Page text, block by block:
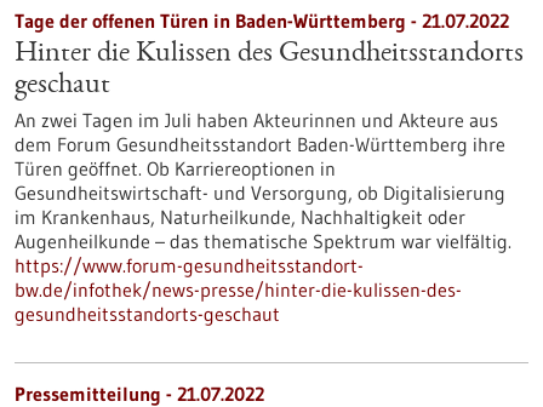
Tage der offenen Türen in Baden-Württemberg - 21.07.2022
Hinter die Kulissen des Gesundheitsstandorts
geschaut
An zwei Tagen im Juli haben Akteurinnen und Akteure aus
dem Forum Gesundheitsstandort Baden-Württemberg ihre
Türen geöffnet. Ob Karriereoptionen in
Gesundheitswirtschaft- und Versorgung, ob Digitalisierung
im Krankenhaus, Naturheilkunde, Nachhaltigkeit oder
Augenheilkunde – das thematische Spektrum war vielfältig.
https://www.forum-gesundheitsstandort-
bw.de/infothek/news-presse/hinter-die-kulissen-des-
gesundheitsstandorts-geschaut
Pressemitteilung - 21.07.2022